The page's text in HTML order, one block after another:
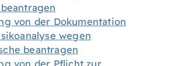
von der Dokumentation
wegen
beantragen
von der Pflicht zur